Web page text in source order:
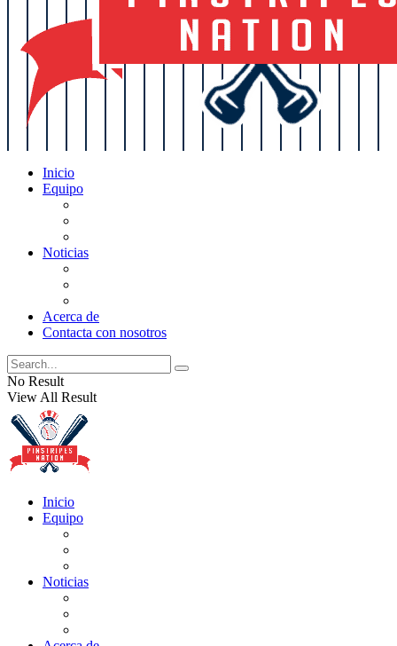
Inicio
Equipo
Noticias
Acerca de
Contacta con nosotros
No Result
View All Result
Inicio
Equipo
Noticias